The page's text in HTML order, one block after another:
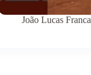
João Lucas Franca